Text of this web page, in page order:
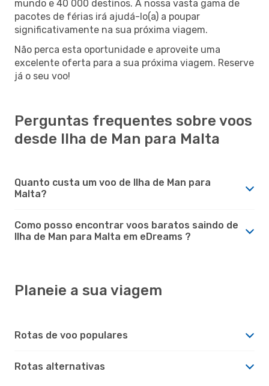
mundo e 40 000 destinos. A nossa vasta gama de
pacotes de férias irá ajudá-lo(a) a poupar
significativamente na sua próxima viagem.
Não perca esta oportunidade e aproveite uma
excelente oferta para a sua próxima viagem. Reserve
já o seu voo!
Perguntas frequentes sobre voos
desde Ilha de Man para Malta
Quanto custa um voo de Ilha de Man para
Malta?
Como posso encontrar voos baratos saindo de
Ilha de Man para Malta em eDreams ?
Planeie a sua viagem
Rotas de voo populares
Rotas alternativas